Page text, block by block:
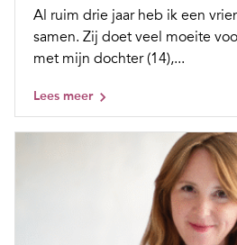
Al ruim drie jaar heb ik een
samen. Zij doet veel moeite
met mijn dochter (14),...
Lees meer